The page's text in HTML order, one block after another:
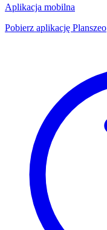
Aplikacja mobilna
Pobierz aplikację Planszeo